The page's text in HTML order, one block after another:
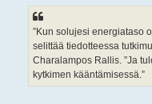
”Kun solujesi energiataso
selittää tiedotteessa
Charalampos Rallis. ”Ja
kytkimen kääntämisessä.”